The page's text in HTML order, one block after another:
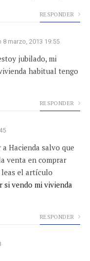
RESPONDER
8 marzo, 2013 19:55
jubilado, mi
habitual tengo
RESPONDER
Hacienda salvo que
venta en comprar
leas el artículo
si vendo mi vivienda
RESPONDER